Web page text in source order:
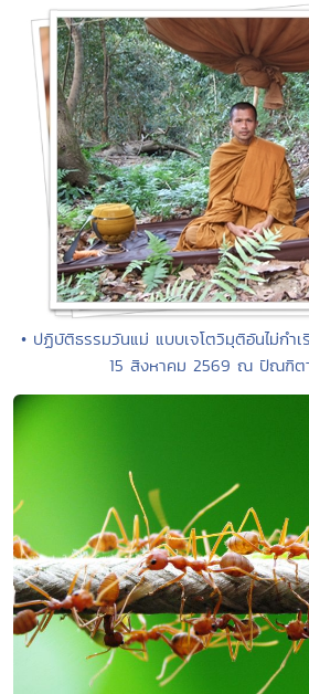
• ปฏิบัติธรรมวันแม่ แบบเจโตวิมุติอันไม่กำ
15 สิงหาคม 2569 ณ ปัณฑิต